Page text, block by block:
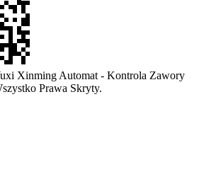
Xinming Automat - Kontrola Zawory
Prawa Skryty.